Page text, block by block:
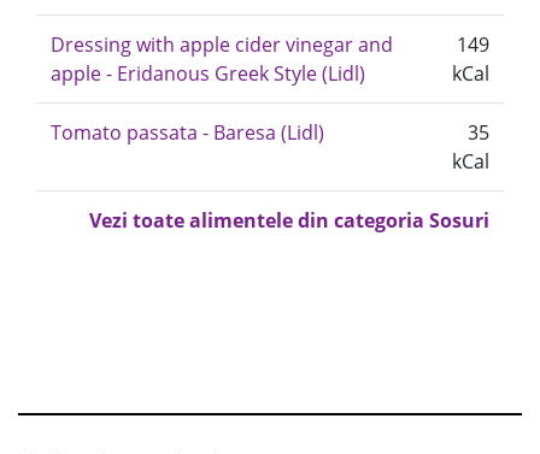
Dressing with apple cider vinegar and
apple - Eridanous Greek Style (Lidl)
149
kCal
Tomato passata - Baresa (Lidl)
35
kCal
Vezi toate alimentele din categoria Sosuri